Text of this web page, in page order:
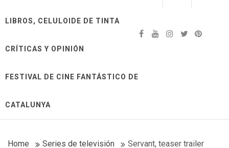
LIBROS, CELULOIDE DE TINTA
CRÍTICAS Y OPINIÓN
FESTIVAL DE CINE FANTÁSTICO DE
CATALUNYA
Home Series de televisión
Servant, teaser trailer